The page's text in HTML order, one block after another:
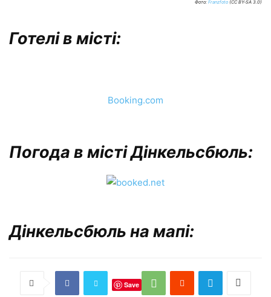
Фото: Franzfoto (CC BY-SA 3.0)
Готелі в місті:
Booking.com
Погода в місті Дінкельсбюль:
Дінкельсбюль на мапі:
Save